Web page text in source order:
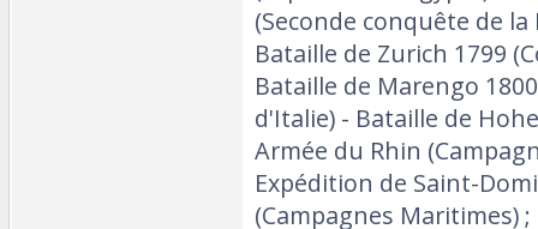
(Seconde conquête de la
Bataille de Zurich 1799
Bataille de Marengo
d'Italie) - Bataille de
Armée du Rhin
Expédition de Saint-
(Campagnes Maritimes)